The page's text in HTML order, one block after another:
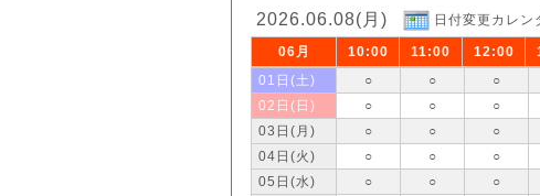
2026.06.08(月) 日付変更カレン
06月 10:00 11:00 12:00
01日(土)
○ ○ ○
02日(日)
○ ○ ○
03日(月)
○ ○ ○
04日(火)
○ ○ ○
05日(水)
○ ○ ○